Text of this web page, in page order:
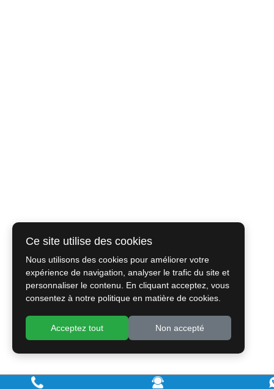
Ce site utilise des cookies
Nous utilisons des cookies pour améliorer votre
expérience de navigation, analyser le trafic du site et
personnaliser le contenu. En cliquant acceptez, vous
consentez à notre politique en matière de cookies.
Acceptez tout Non accepté